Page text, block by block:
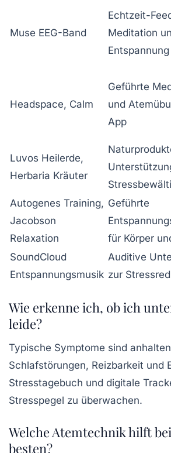
Muse EEG-Band
Echtzeit-
Meditation
Entspannung
Headspace, Calm
Geführte
und
App
Luvos Heilerde,
Herbaria Kräuter
Autogenes Training,
Jacobson
Relaxation
Geführte
für Körper
SoundCloud
Entspannungsmusik
Auditive
zur
Wie erkenne ich, ob ich
leide?
Typische Symptome sind
Schlafstörungen, Reizbarkeit und
Stresstagebuch und digitale
Stresspegel zu überwachen.
Welche Atemtechnik hilft
besten?